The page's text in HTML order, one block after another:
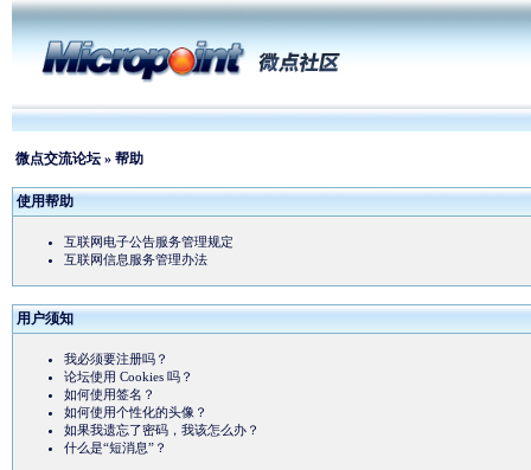
微点交流论坛 » 帮助
使用帮助
互联网电子公告服务管理规定
互联网信息服务管理办法
用户须知
我必须要注册吗？
论坛使用 Cookies 吗？
如何使用签名？
如何使用个性化的头像？
如果我遗忘了密码，我该怎么办？
什么是“短消息”？